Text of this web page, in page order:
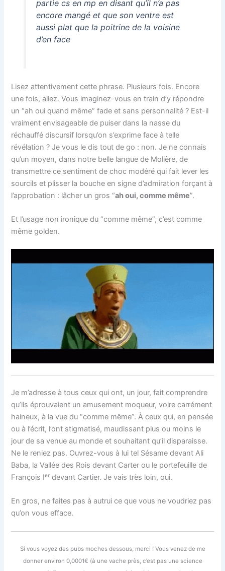
partie cs en mp en disant qu’il n’a pas
encore mangé et que son ventre est
aussi plat que la poitrine de la voisine
d’en face
Lisez attentivement cette phrase. Plusieurs fois. Encore
une fois, allez. Vous imaginez-vous en train d’y répondre
un “ah oui quand même” fade et sans personnalité ? Est-il
vraiment envisageable de puiser dans la nasse du
réchauffé discursif lorsqu’on s’exprime face à telle
révélation ? Je vous le dis tout de go : non. Je ne connais
qu’un moyen, dans notre belle langue de Molière, de
transmettre ce sentiment de choc modéré qui fait lever les
sourcils et plisser la bouche en signe d’admiration forçant à
l’approbation : lâcher un gros “ah oui, comme même”.
Et l’usage non ironique du “comme même”, c’est comme
même golden.
Je m’adresse à tous ceux qui ont, un jour, fait comprendre
qu’ils éprouvaient un amusement moqueur, voire carrément
haineux, à la vue du “comme même”. À ceux qui, en pensée
ou à l’écrit, l’ont stigmatisé, maudissant plus ou moins le
jour de sa venue au monde et souhaitant qu’il disparaisse.
Ne le reniez pas. Ouvrez-vous à lui tel Sésame devant Ali
Baba, la Vallée des Rois devant Carter ou le portefeuille de
François Iᵉʳ devant Cartier. Je vais très loin, oui.
En gros, ne faites pas à autrui ce que vous ne voudriez pas
qu’on vous efface.
Si vous voyez des pubs moches dessous, merci ! Vous venez de me
donner environ 0,0001€ (à une vache près, c’est pas une science